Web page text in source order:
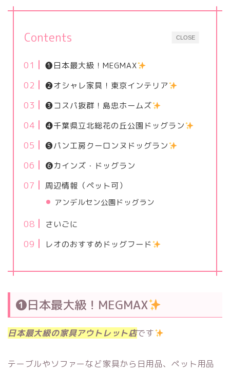
CLOSE
Contents
❶日本最大級！MEGMAX
❷オシャレ家具！東京インテリア
❸コスパ抜群！島忠ホームズ
❹千葉県立北総花の丘公園ドッグラン
❺パン工房クーロンヌドッグラン
❻カインズ・ドッグラン
周辺情報（ペット可）
アンデルセン公園ドッグラン
さいごに
レオのおすすめドッグフード
❶日本最大級！MEGMAX
日本最大級の家具アウトレット店です
テーブルやソファーなど家具から日用品、ペット用品